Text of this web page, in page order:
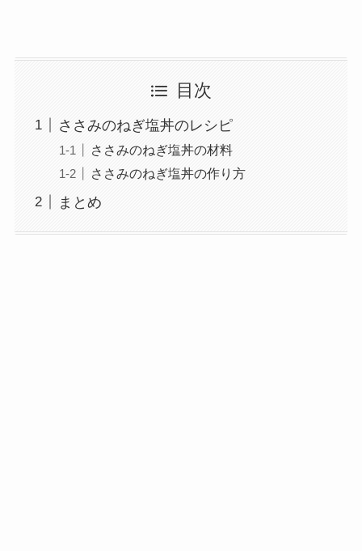
目次
ささみのねぎ塩丼のレシピ
ささみのねぎ塩丼の材料
ささみのねぎ塩丼の作り方
まとめ